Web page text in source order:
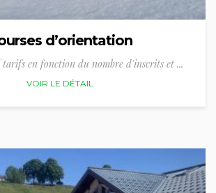
d’orientation
tarifs en fonction du nombre d'inscrits et ...
VOIR LE DÉTAIL